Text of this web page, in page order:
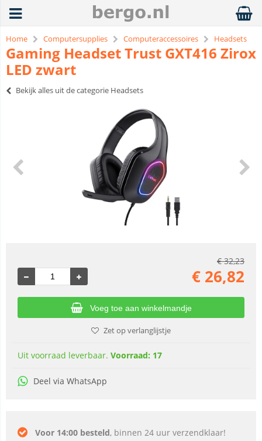
Home Computersupplies Computeraccessoires Headsets
Gaming Headset Trust GXT416 Zirox
LED zwart
Bekijk alles uit de categorie Headsets
€32,23
€ 26,82
Voeg toe aan winkelmandje
Zet op verlanglijstje
Uit voorraad leverbaar. Voorraad: 17
Deel via WhatsApp
Voor 14:00 besteld, binnen 24 uur verzendklaar!